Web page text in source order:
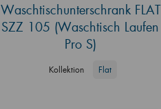
Waschtischunterschrank FLAT
SZZ 105 (Waschtisch Laufen
Pro S)
Kollektion Flat